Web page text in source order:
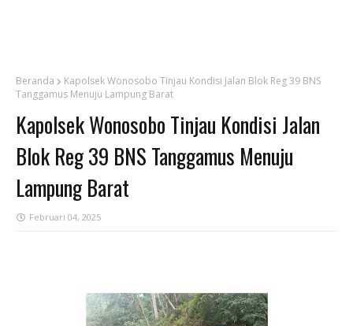
Beranda
Kapolsek Wonosobo Tinjau Kondisi Jalan Blok Reg 39 BNS
Tanggamus Menuju Lampung Barat
Kapolsek Wonosobo Tinjau Kondisi Jalan
Blok Reg 39 BNS Tanggamus Menuju
Lampung Barat
Februari 04, 2025